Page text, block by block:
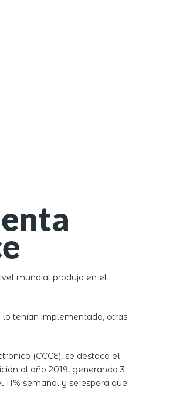
mundial produjo en el
lo tenían implementado, otras
(CCCE), se destacó el
al año 2019, generando 3
semanal y se espera que